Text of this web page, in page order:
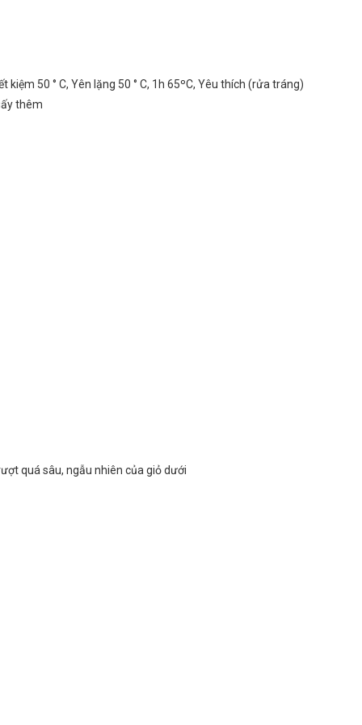
50 ° C, Yên lặng 50 ° C, 1h 65ºC, Yêu thích (rửa tráng)
thêm
quá sâu, ngẫu nhiên của giỏ dưới